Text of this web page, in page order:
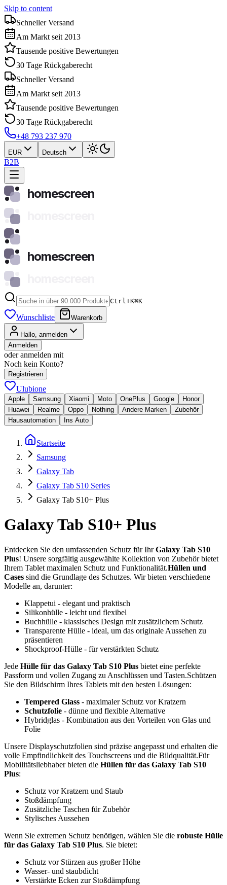
Skip to content
Schneller Versand
Am Markt seit 2013
Tausende positive Bewertungen
30 Tage Rückgaberecht
Schneller Versand
Am Markt seit 2013
Tausende positive Bewertungen
30 Tage Rückgaberecht
+48 793 237 970
EUR Deutsch
B2B
homescreen
homescreen
Ctrl+K⌘K
Wunschliste Warenkorb
Hallo, anmelden
Anmelden
oder anmelden mit
Noch kein Konto?
Registrieren
Ulubione
Apple Samsung Xiaomi Moto OnePlus Google
Honor
Huawei
Realme Oppo Nothing Andere Marken
Zubehör
Hausautomation
Ins Auto
Startseite
Samsung
Galaxy Tab
Galaxy Tab S10 Series
Galaxy Tab S10+ Plus
Galaxy Tab S10+ Plus
Entdecken Sie den umfassenden Schutz für IhrGalaxy Tab S10
Plus! Unsere sorgfältig ausgewählte Kollektion von Zubehör bietet
Ihrem Tablet maximalen Schutz und Funktionalität.Hüllen und
Cases sind die Grundlage des Schutzes. Wir bieten verschiedene
Modelle an, darunter:
Klappetui - elegant und praktisch
Silikonhülle - leicht und flexibel
Buchhülle - klassisches Design mit zusätzlichem Schutz
Transparente Hülle - ideal, um das originale Aussehen zu
präsentieren
Shockproof-Hülle - für verstärkten Schutz
Jede Hülle für das Galaxy Tab S10 Plus bietet eine perfekte
Passform und vollen Zugang zu Anschlüssen und Tasten.Schützen
Sie den Bildschirm Ihres Tablets mit den besten Lösungen:
Tempered Glass - maximaler Schutz vor Kratzern
Schutzfolie - dünne und flexible Alternative
Hybridglas - Kombination aus den Vorteilen von Glas und
Folie
Unsere Displayschutzfolien sind präzise angepasst und erhalten die
volle Empfindlichkeit des Touchscreens und die Bildqualität.Für
Mobilitätsliebhaber bieten die Hüllen für das Galaxy Tab S10
Plus:
Schutz vor Kratzern und Staub
Stoßdämpfung
Zusätzliche Taschen für Zubehör
Stylisches Aussehen
Wenn Sie extremen Schutz benötigen, wählen Sie die robuste Hülle
für das Galaxy Tab S10 Plus. Sie bietet:
Schutz vor Stürzen aus großer Höhe
Wasser- und staubdicht
Verstärkte Ecken zur Stoßdämpfung